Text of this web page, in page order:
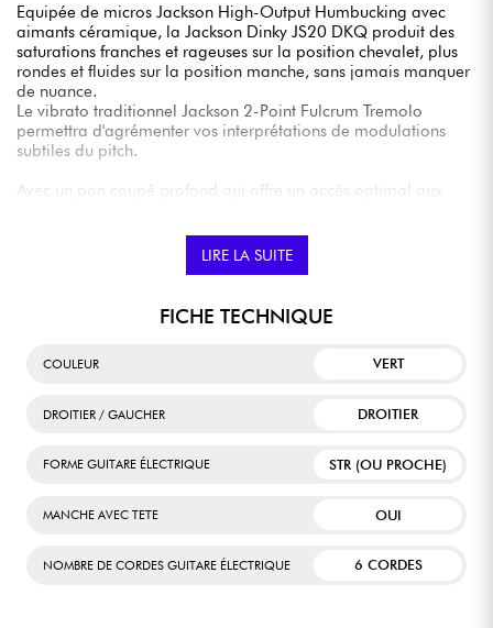
Equipée de micros Jackson High-Output Humbucking avec
aimants céramique, la Jackson Dinky JS20 DKQ produit des
saturations franches et rageuses sur la position chevalet, plus
rondes et fluides sur la position manche, sans jamais manquer
de nuance.
Le vibrato traditionnel Jackson 2-Point Fulcrum Tremolo
permettra d'agrémenter vos interprétations de modulations
subtiles du pitch.
Avec un pan coupé profond qui offre un accès optimal aux
paramètre crucial pour les néophytes en phase
LIRE LA SUITE
FICHE TECHNIQUE
COULEUR VERT
DROITIER / GAUCHER DROITIER
FORME GUITARE ÉLECTRIQUE STR (OU PROCHE)
MANCHE AVEC TETE OUI
NOMBRE DE CORDES GUITARE ÉLECTRIQUE 6 CORDES